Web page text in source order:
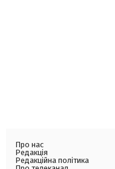
Про нас
Редакція
Редакційна політика